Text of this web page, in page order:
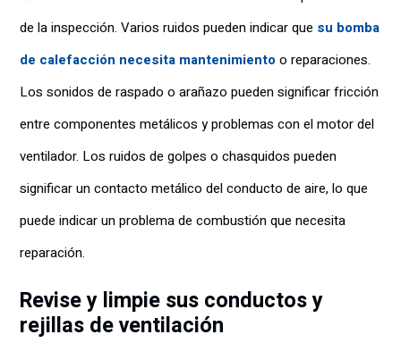
de la inspección. Varios ruidos pueden indicar que su bomba
de calefacción necesita mantenimiento o reparaciones.
Los sonidos de raspado o arañazo pueden significar fricción
entre componentes metálicos y problemas con el motor del
ventilador. Los ruidos de golpes o chasquidos pueden
significar un contacto metálico del conducto de aire, lo que
puede indicar un problema de combustión que necesita
reparación.
Revise y limpie sus conductos y
rejillas de ventilación